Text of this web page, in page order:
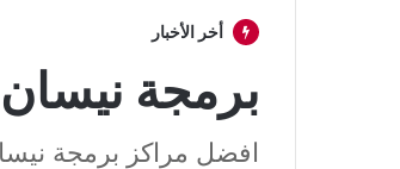
أخر الأخبار
برمجة
افضل مراكز برمجة